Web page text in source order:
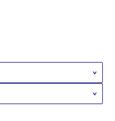
よくある質問